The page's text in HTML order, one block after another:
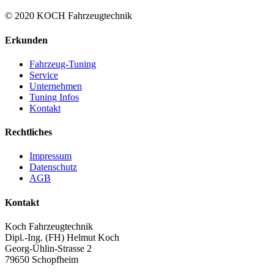
© 2020 KOCH Fahrzeugtechnik
Erkunden
Fahrzeug-Tuning
Service
Unternehmen
Tuning Infos
Kontakt
Rechtliches
Impressum
Datenschutz
AGB
Kontakt
Koch Fahrzeugtechnik
Dipl.-Ing. (FH) Helmut Koch
Georg-Ühlin-Strasse 2
79650 Schopfheim